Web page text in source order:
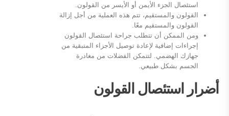
استئصال الجزء الأيمن أو الأيسر من القولون.
القولون والمستقيم، تتم هذه العملية من أجل إزالة
القولون والمستقيم معًا.
ومن الممكن أن تتطلب جراحة استئصال القولون
إجراءات إضافية لإعادة توصيل الأجزاء المتبقية من
جهازك الهضمي. لتتمكن الفضلات من مغادرة
الجسم بشكل طبيعي.
أضرار استئصال القولون